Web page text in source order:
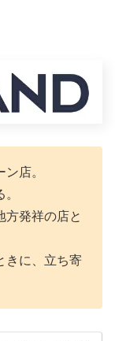
店。
方発祥の店と
きに、立ち寄